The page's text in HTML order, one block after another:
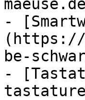
-
(https://
be-
-